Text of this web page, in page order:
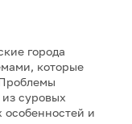
города
которые
суровых
и